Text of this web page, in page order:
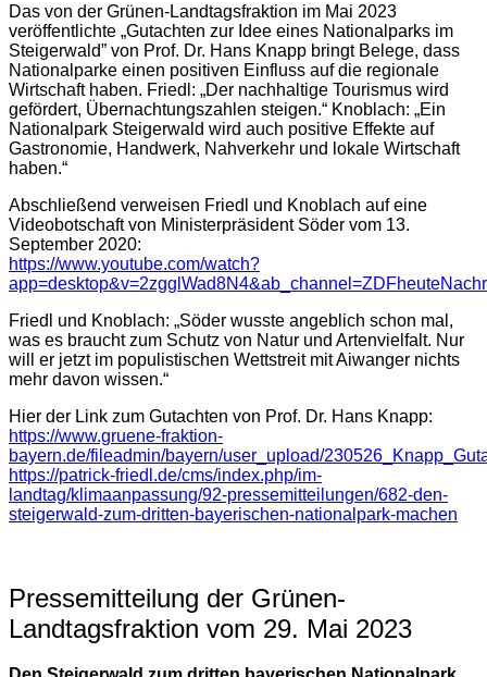
Das von der Grünen-Landtagsfraktion im Mai 2023
veröffentlichte „Gutachten zur Idee eines Nationalparks im
Steigerwald” von Prof. Dr. Hans Knapp bringt Belege, dass
Nationalparke einen positiven Einfluss auf die regionale
Wirtschaft haben. Friedl: „Der nachhaltige Tourismus wird
gefördert, Übernachtungszahlen steigen.“ Knoblach: „Ein
Nationalpark Steigerwald wird auch positive Effekte auf
Gastronomie, Handwerk, Nahverkehr und lokale Wirtschaft
haben.“
Abschließend verweisen Friedl und Knoblach auf eine
Videobotschaft von Ministerpräsident Söder vom 13.
September 2020:
https://www.youtube.com/watch?
Friedl und Knoblach: „Söder wusste angeblich schon mal,
was es braucht zum Schutz von Natur und Artenvielfalt. Nur
will er jetzt im populistischen Wettstreit mit Aiwanger nichts
mehr davon wissen.“
Hier der Link zum Gutachten von Prof. Dr. Hans Knapp:
https://www.gruene-fraktion-
bayern.de/fileadmin/bayern/user_upload/
https://patrick-friedl.de/cms/index.php/im-
landtag/klimaanpassung/92-pressemitteilungen/682-den-
steigerwald-zum-dritten-bayerischen-nationalpark-machen
Pressemitteilung der Grünen-
Landtagsfraktion vom 29. Mai 2023